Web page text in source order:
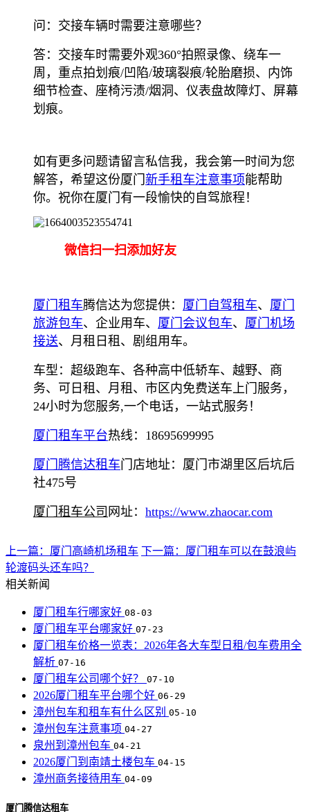
问：交接车辆时需要注意哪些？
答：交接车时需要外观360°拍照录像、绕车一
周，重点拍划痕/凹陷/玻璃裂痕/轮胎磨损、内饰
细节检查、座椅污渍/烟洞、仪表盘故障灯、屏幕
划痕。
如有更多问题请留言私信我，我会第一时间为您
解答，希望这份厦门 新手租车注意事项能帮助
你。祝你在厦门有一段愉快的自驾旅程！
微信扫一扫添加好友
厦门租车腾信达为您提供： 厦门自驾租车、 厦门
旅游包车、企业用车、 厦门会议包车、 厦门机场
接送、月租日租、剧组用车。
车型：超级跑车、各种高中低轿车、越野、商
务、可日租、月租、市区内免费送车上门服务，
24小时为您服务,一个电话，一站式服务！
厦门租车平台热线：18695699995
厦门腾信达租车门店地址：厦门市湖里区后坑后
社475号
厦门租车公司 网址： https://www.zhaocar.com
上一篇：厦门高崎机场租车 下一篇：厦门租车可以在鼓浪屿
轮渡码头还车吗？
相关新闻
厦门租车行哪家好 08-03
厦门租车平台哪家好 07-23
厦门租车价格一览表：2026年各大车型日租/包车费用全
解析 07-16
厦门租车公司哪个好？ 07-10
2026厦门租车平台哪个好 06-29
漳州包车和租车有什么区别 05-10
漳州包车注意事项 04-27
泉州到漳州包车 04-21
2026厦门到南靖土楼包车 04-15
漳州商务接待用车 04-09
厦门腾信达租车